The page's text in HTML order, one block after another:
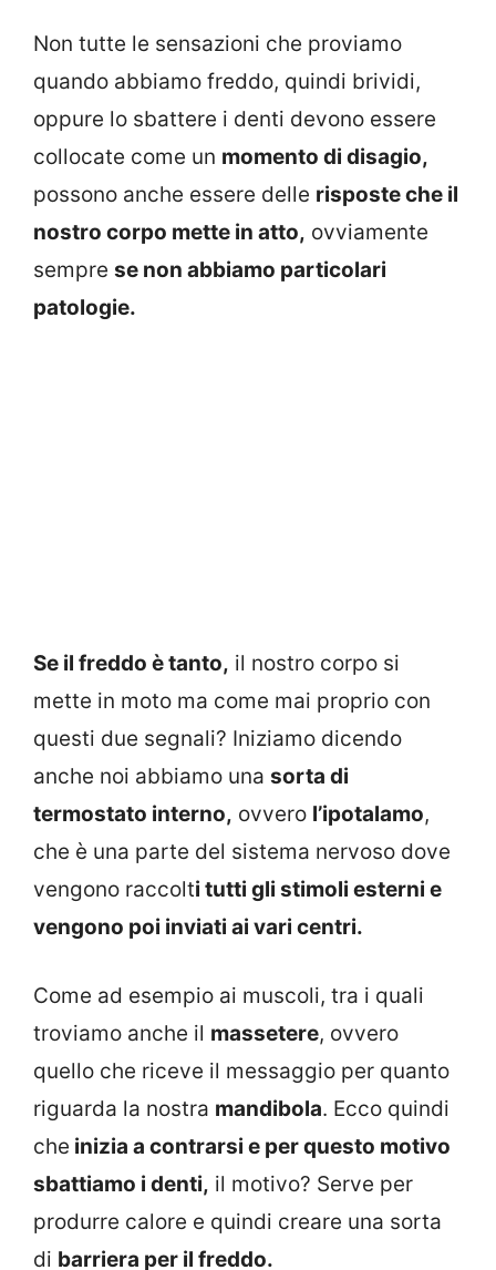
Non tutte le sensazioni che proviamo
quando abbiamo freddo, quindi brividi,
oppure lo sbattere i denti devono essere
collocate come un momento di disagio,
possono anche essere delle risposte che il
nostro corpo mette in atto, ovviamente
sempre se non abbiamo particolari
patologie.
Se il freddo è tanto, il nostro corpo si
mette in moto ma come mai proprio con
questi due segnali? Iniziamo dicendo
anche noi abbiamo una sorta di
termostato interno, ovvero l’ipotalamo,
che è una parte del sistema nervoso dove
vengono raccolti tutti gli stimoli esterni e
vengono poi inviati ai vari centri.
Come ad esempio ai muscoli, tra i quali
troviamo anche il massetere, ovvero
quello che riceve il messaggio per quanto
riguarda la nostra mandibola. Ecco quindi
che inizia a contrarsi e per questo motivo
sbattiamo i denti, il motivo? Serve per
produrre calore e quindi creare una sorta
di barriera per il freddo.